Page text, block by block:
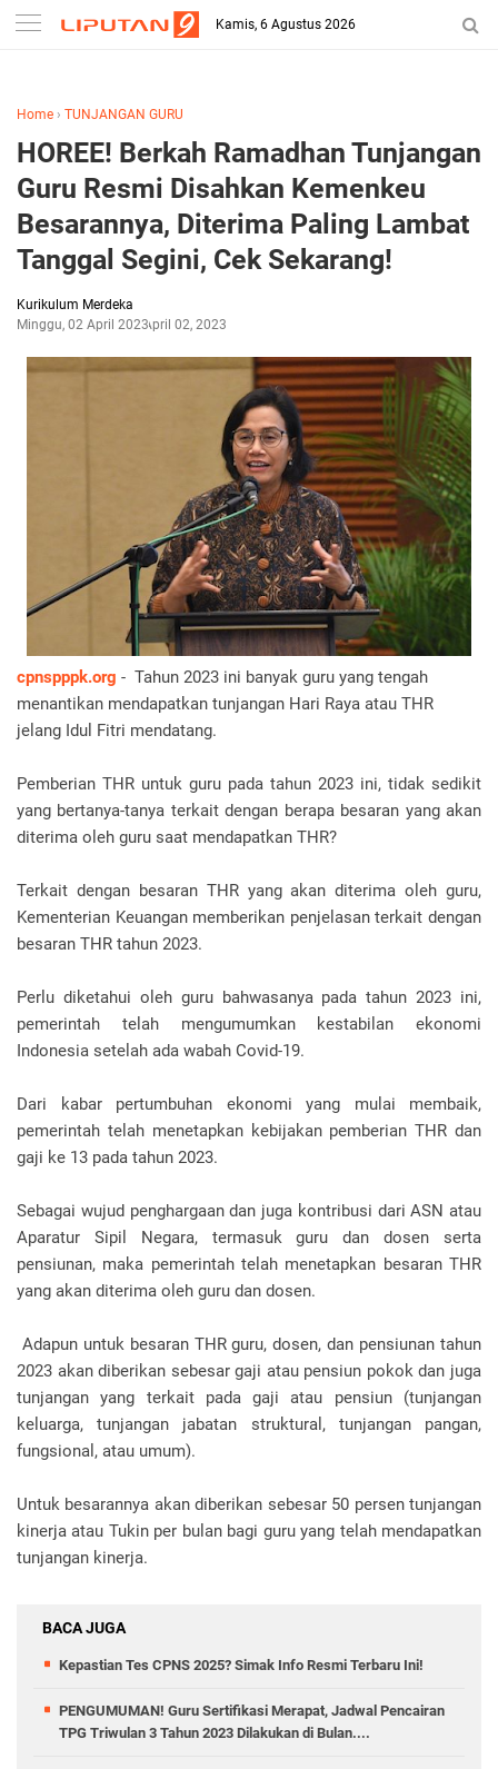
-->
Kamis, 6 Agustus 2026
Home › TUNJANGAN GURU
HOREE! Berkah Ramadhan Tunjangan
Guru Resmi Disahkan Kemenkeu
Besarannya, Diterima Paling Lambat
Tanggal Segini, Cek Sekarang!
Kurikulum Merdeka
Minggu, 02 April 2023April 02, 2023
cpnspppk.org - Tahun 2023 ini banyak guru yang tengah
menantikan mendapatkan tunjangan Hari Raya atau THR
jelang Idul Fitri mendatang.
Pemberian THR untuk guru pada tahun 2023 ini, tidak sedikit
yang bertanya-tanya terkait dengan berapa besaran yang akan
diterima oleh guru saat mendapatkan THR?
Terkait dengan besaran THR yang akan diterima oleh guru,
Kementerian Keuangan memberikan penjelasan terkait dengan
besaran THR tahun 2023.
Perlu diketahui oleh guru bahwasanya pada tahun 2023 ini,
pemerintah telah mengumumkan kestabilan ekonomi
Indonesia setelah ada wabah Covid-19.
Dari kabar pertumbuhan ekonomi yang mulai membaik,
pemerintah telah menetapkan kebijakan pemberian THR dan
gaji ke 13 pada tahun 2023.
Sebagai wujud penghargaan dan juga kontribusi dari ASN atau
Aparatur Sipil Negara, termasuk guru dan dosen serta
pensiunan, maka pemerintah telah menetapkan besaran THR
yang akan diterima oleh guru dan dosen.
Adapun untuk besaran THR guru, dosen, dan pensiunan tahun
2023 akan diberikan sebesar gaji atau pensiun pokok dan juga
tunjangan yang terkait pada gaji atau pensiun (tunjangan
keluarga, tunjangan jabatan struktural, tunjangan pangan,
fungsional, atau umum).
Untuk besarannya akan diberikan sebesar 50 persen tunjangan
kinerja atau Tukin per bulan bagi guru yang telah mendapatkan
tunjangan kinerja.
BACA JUGA
Kepastian Tes CPNS 2025? Simak Info Resmi Terbaru Ini!
PENGUMUMAN! Guru Sertifikasi Merapat, Jadwal Pencairan
TPG Triwulan 3 Tahun 2023 Dilakukan di Bulan....